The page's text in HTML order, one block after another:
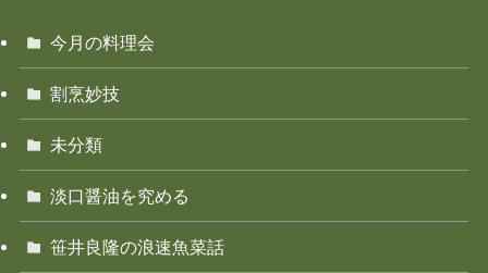
今月の料理会
割烹妙技
未分類
淡口醤油を究める
笹井良隆の浪速魚菜話